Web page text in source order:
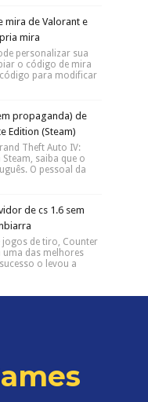
missão Assalto
PT-BR para
propaganda)
temos abaixo ...
demos no CS:GO
não é uma coisa
Counter Strike 1.6 já
gravarem demos de
mira de Valorant e
mira
personalizar sua
o código de mira
para modificar
O pessoal da